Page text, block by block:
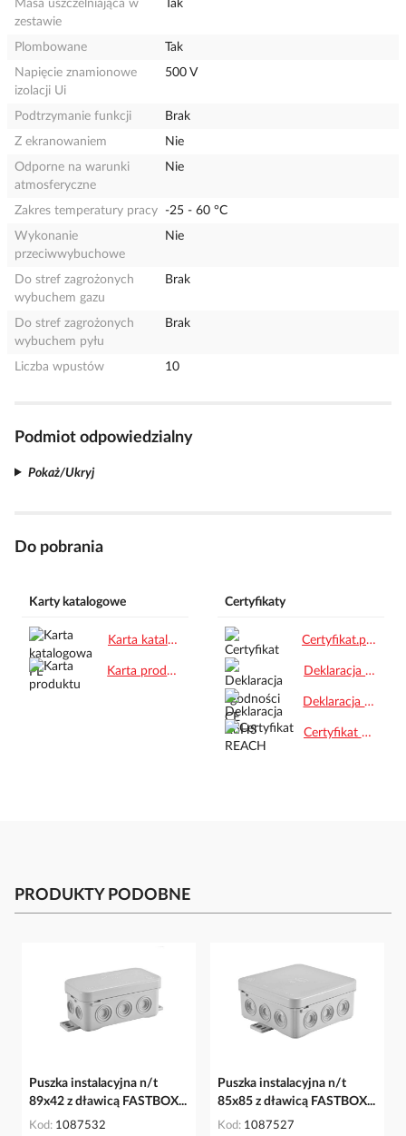
Masa uszczelniająca w
zestawie
Tak
Plombowane
Tak
Napięcie znamionowe
izolacji Ui
500 V
Podtrzymanie funkcji
Brak
Z ekranowaniem
Nie
Odporne na warunki
atmosferyczne
Nie
Zakres temperatury pracy
-25 - 60 °C
Wykonanie
przeciwwybuchowe
Nie
Do stref zagrożonych
wybuchem gazu
Brak
Do stref zagrożonych
wybuchem pyłu
Brak
Liczba wpustów 10
Podmiot odpowiedzialny
Pokaż/Ukryj
Do pobrania
Karty katalogowe
Karta katalogowa PL.pdf
Karta produktu.pdf
Certyfikaty
Certyfikat.pdf
Deklaracja zgodności CE.pdf
Deklaracja RoHS.pdf
Certyfikat REACH.pdf
PRODUKTY PODOBNE
Puszka instalacyjna n/t
89x42 z dławicą FASTBOX...
Kod 1087532
Puszka instalacyjna n/t
85x85 z dławicą FASTBOX...
Kod 1087527